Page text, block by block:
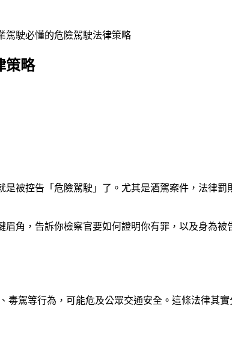
駕駛必懂的危險駕駛法律策略
策略
被控告「危險駕駛」了。尤其是酒駕案件，法律
角，告訴你檢察官要如何證明你有罪，以及身為
毒駕等行為，可能危及公眾交通安全。這條法律其實